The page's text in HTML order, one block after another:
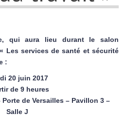
qui aura lieu durant le salon
Les services de santé et sécurité
:
20 juin 2017
de 9 heures
de Versailles – Pavillon 3 –
Salle J